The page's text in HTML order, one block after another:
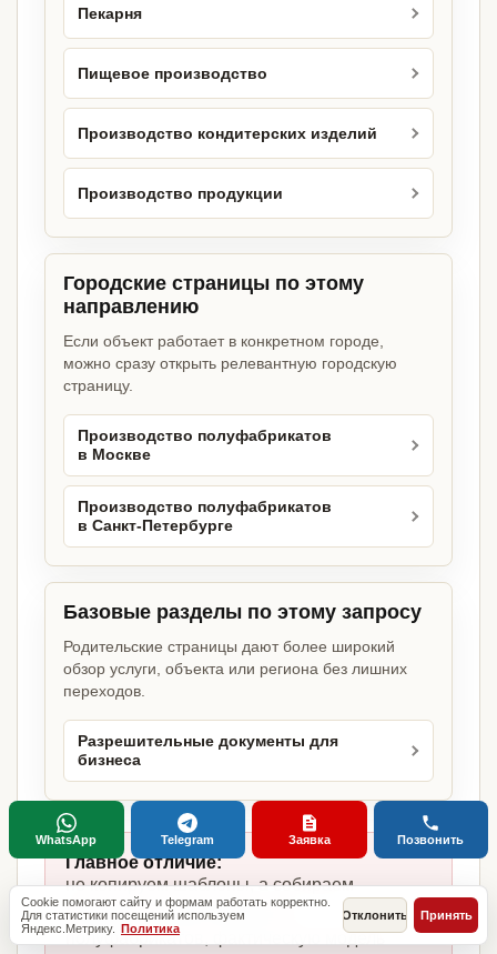
Пекарня
Пищевое производство
Производство кондитерских изделий
Производство продукции
Городские страницы по этому
направлению
Если объект работает в конкретном городе,
можно сразу открыть релевантную городскую
страницу.
Производство полуфабрикатов
в Москве
Производство полуфабрикатов
в Санкт-Петербурге
Базовые разделы по этому запросу
Родительские страницы дают более широкий
обзор услуги, объекта или региона без лишних
переходов.
Разрешительные документы для
бизнеса
Главное отличие:
не копируем шаблоны, а собираем
комплект под производство
полуфабрикатов, фактическую модель
Cookie помогают сайту и формам работать корректно.
Для статистики посещений используем
Яндекс.Метрику. Политика
Отклонить Принять
WhatsApp Telegram Заявка Позвонить